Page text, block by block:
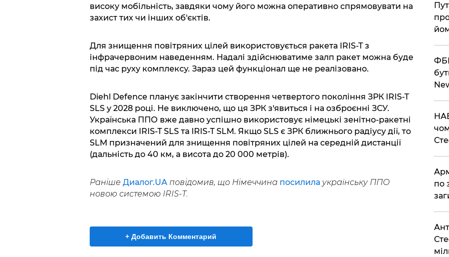
високу мобільність, завдяки чому його можна оперативно спрямовувати на
захист тих чи інших об'єктів.
Для знищення повітряних цілей використовується ракета IRIS-T з
інфрачервоним наведенням. Надалі здійснюватиме залп ракет можна буде
під час руху комплексу. Зараз цей функціонал ще не реалізовано.
Diehl Defence планує закінчити створення четвертого покоління ЗРК IRIS-T
SLS у 2028 році. Не виключено, що ця ЗРК з'явиться і на озброєнні ЗСУ.
Українська ППО вже давно успішно використовує німецькі зенітно-ракетні
комплекси IRIS-T SLS та IRIS-T SLM. Якщо SLS є ЗРК ближнього радіусу дії, то
SLM призначений для знищення повітряних цілей на середній дистанції
(дальність до 40 км, а висота до 20 000 метрів).
Раніше Диалог.UA повідомив, що Німеччина посилилаукраїнську ППО
новою системою IRIS-T.
+ Добавить Комментарий
по